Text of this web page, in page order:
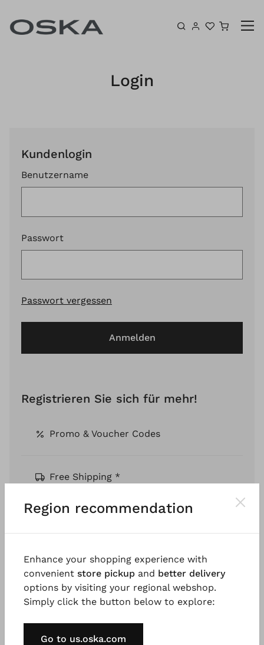
Login
Kundenlogin
Benutzername
Passwort
Passwort vergessen
Anmelden
Registrieren Sie sich für mehr!
Promo & Voucher Codes
Free Shipping *
Registrieren Sie sich jetzt
* Available to VIP Customers
Region recommendation
Enhance your shopping experience with
convenient store pickup and better delivery
options by visiting your regional webshop.
Simply click the button below to explore:
Go to us.oska.com